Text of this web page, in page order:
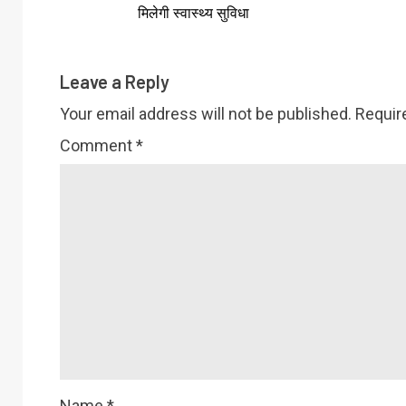
मिलेगी स्वास्थ्य सुविधा
Leave a Reply
Your email address will not be published.
Comment*